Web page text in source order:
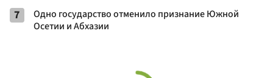
7
Одно государство отменило признание Южной
Осетии и Абхазии